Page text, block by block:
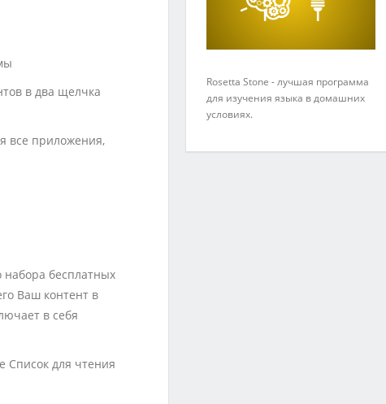
в два щелчка
все приложения,
бесплатных
Ваш контент в
в себя
Список для чтения
Rosetta Stone - лучшая программа
для изучения языка в домашних
условиях.